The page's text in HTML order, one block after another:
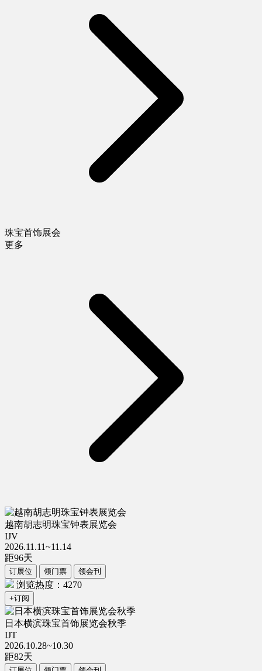
珠宝首饰展会
更多
越南胡志明珠宝钟表展览会
IJV
2026.11.11~11.14
距96天
订展位 领门票 领会刊
浏览热度：4270
+订阅
日本横滨珠宝首饰展览会秋季
IJT
2026.10.28~10.30
距82天